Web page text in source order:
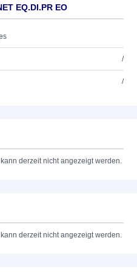
EQ.DI.PR EO
/
/
derzeit nicht angezeigt werden.
derzeit nicht angezeigt werden.